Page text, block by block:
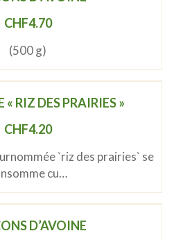
CHF4.70
(500 g)
« RIZ DES PRAIRIES »
CHF4.20
`riz des prairies` se
cu…
D’AVOINE